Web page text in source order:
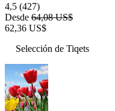
4,5 (427)
Desde 64,08 US$
62,36 US$
Selección de Tiqets